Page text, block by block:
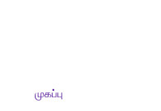
முகப்பு